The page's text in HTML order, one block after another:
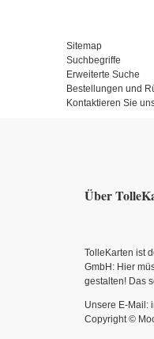
Sitemap
Suchbegriffe
Erweiterte Suche
Bestellungen und
Kontaktieren Sie
Über
TolleKarten ist
GmbH: Hier
gestalten! Das
Unsere E-Mail:
Copyright ©